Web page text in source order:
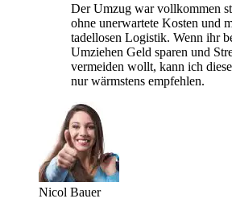
Der Umzug war vollkommen
ohne unerwartete Kosten und
tadellosen Logistik. Wenn ihr
Umziehen Geld sparen und
vermeiden wollt, kann ich
nur wärmstens empfehlen.
Nicol Bauer